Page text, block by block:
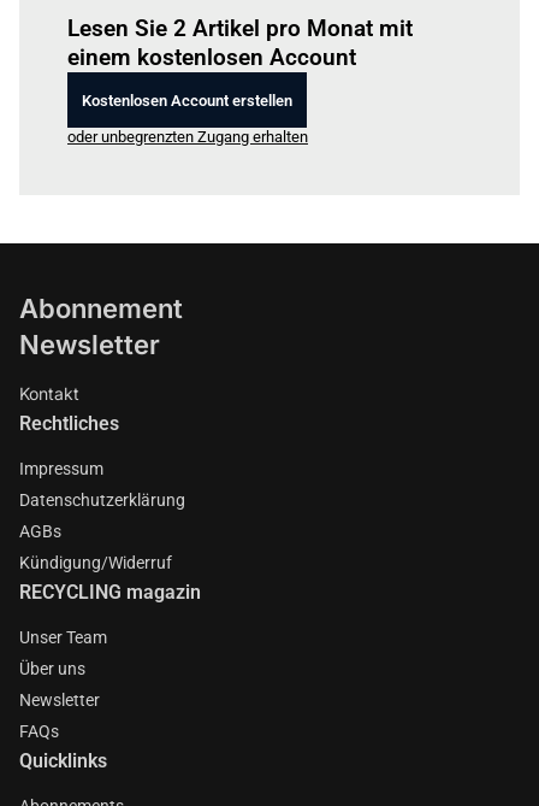
Lesen Sie 2 Artikel pro Monat mit
einem kostenlosen Account
Kostenlosen Account erstellen
oder unbegrenzten Zugang erhalten
Abonnement
Newsletter
Kontakt
Rechtliches
Impressum
Datenschutzerklärung
AGBs
Kündigung/Widerruf
RECYCLING magazin
Unser Team
Über uns
Newsletter
FAQs
Quicklinks